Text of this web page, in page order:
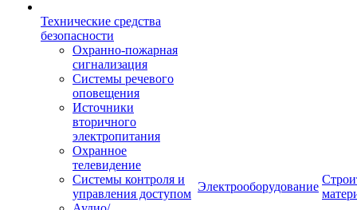
Технические средства
безопасности
Охранно-пожарная
сигнализация
Системы речевого
оповещения
Источники
вторичного
электропитания
Охранное
телевидение
Системы контроля и
управления доступом
Электрооборудование